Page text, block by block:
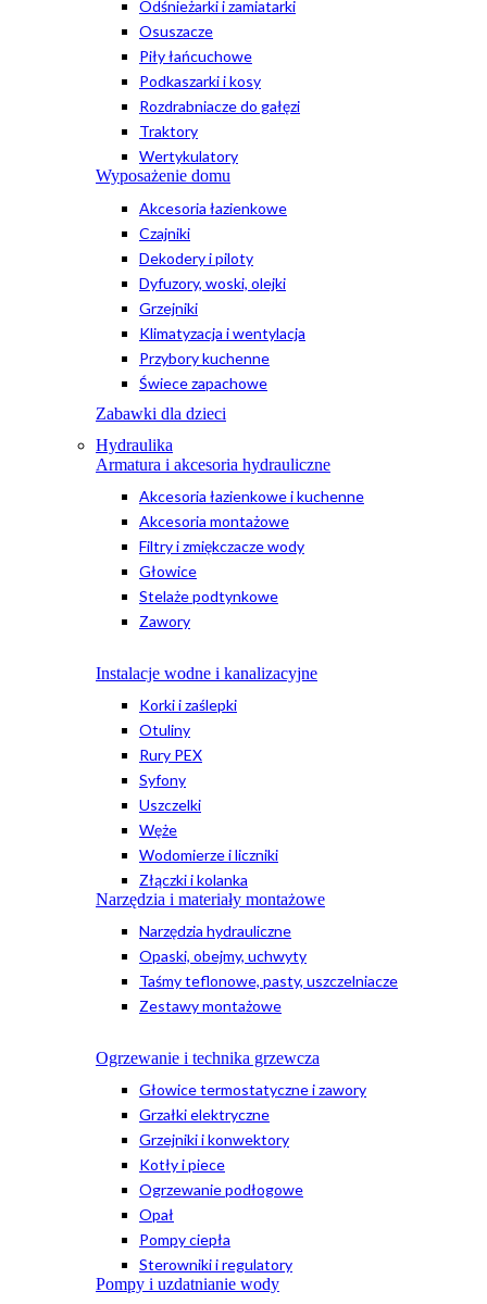
Odśnieżarki i zamiatarki
Osuszacze
Piły łańcuchowe
Podkaszarki i kosy
Rozdrabniacze do gałęzi
Traktory
Wertykulatory
Wyposażenie domu
Akcesoria łazienkowe
Czajniki
Dekodery i piloty
Dyfuzory, woski, olejki
Grzejniki
Klimatyzacja i wentylacja
Przybory kuchenne
Świece zapachowe
Zabawki dla dzieci
Hydraulika
Armatura i akcesoria hydrauliczne
Akcesoria łazienkowe i kuchenne
Akcesoria montażowe
Filtry i zmiękczacze wody
Głowice
Stelaże podtynkowe
Zawory
Instalacje wodne i kanalizacyjne
Korki i zaślepki
Otuliny
Rury PEX
Syfony
Uszczelki
Węże
Wodomierze i liczniki
Złączki i kolanka
Narzędzia i materiały montażowe
Narzędzia hydrauliczne
Opaski, obejmy, uchwyty
Taśmy teflonowe, pasty, uszczelniacze
Zestawy montażowe
Ogrzewanie i technika grzewcza
Głowice termostatyczne i zawory
Grzałki elektryczne
Grzejniki i konwektory
Kotły i piece
Ogrzewanie podłogowe
Opał
Pompy ciepła
Sterowniki i regulatory
Pompy i uzdatnianie wody